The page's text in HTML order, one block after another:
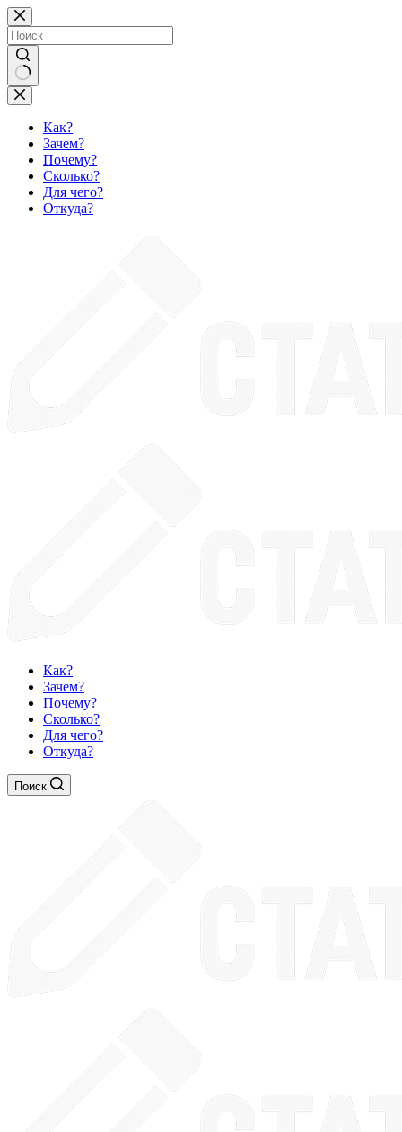
Перейти
к
сути
Ничего
не
найденоКак?
Зачем?
Почему?
Сколько?
Для чего?
Откуда?
Как?
Зачем?
Почему?
Сколько?
Для чего?
Откуда?
Поиск